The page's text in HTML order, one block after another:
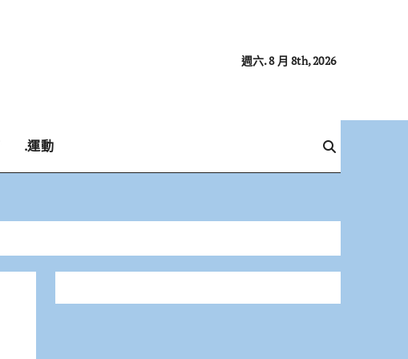
週六. 8 月 8th, 2026
.運動